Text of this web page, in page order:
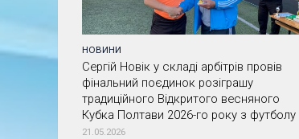
НОВИНИ
Сергій Новік у складі арбітрів провів
фінальний поєдинок розіграшу
традиційного Відкритого весняного
Кубка Полтави 2026-го року з футболу
21.05.2026